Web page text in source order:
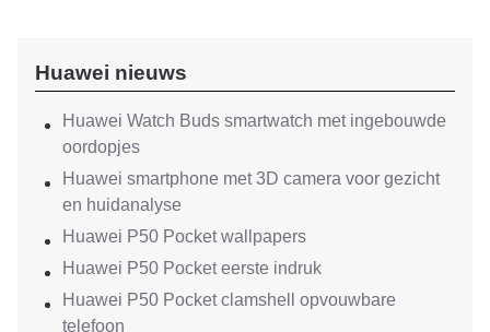
Huawei nieuws
Huawei Watch Buds smartwatch met ingebouwde
oordopjes
Huawei smartphone met 3D camera voor gezicht
en huidanalyse
Huawei P50 Pocket wallpapers
Huawei P50 Pocket eerste indruk
Huawei P50 Pocket clamshell opvouwbare
telefoon